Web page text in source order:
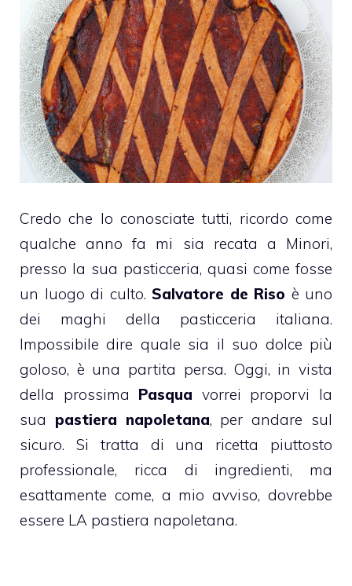
Credo che lo conosciate tutti, ricordo come
qualche anno fa mi sia recata a Minori,
presso la sua pasticceria, quasi come fosse
un luogo di culto. Salvatore de Riso è uno
dei maghi della pasticceria italiana.
Impossibile dire quale sia il suo dolce più
goloso, è una partita persa. Oggi, in vista
della prossima Pasqua vorrei proporvi la
sua pastiera napoletana, per andare sul
sicuro. Si tratta di una ricetta piuttosto
professionale, ricca di ingredienti, ma
esattamente come, a mio avviso, dovrebbe
essere LA pastiera napoletana.